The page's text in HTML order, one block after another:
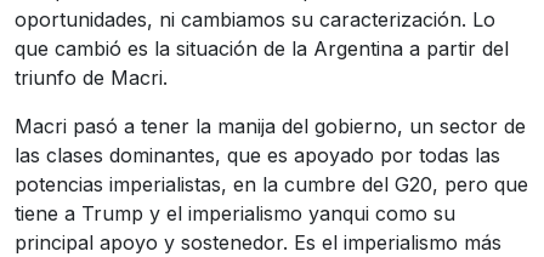
oportunidades, ni cambiamos su caracterización. Lo
que cambió es la situación de la Argentina a partir del
triunfo de Macri.
Macri pasó a tener la manija del gobierno, un sector de
las clases dominantes, que es apoyado por todas las
potencias imperialistas, en la cumbre del G20, pero que
tiene a Trump y el imperialismo yanqui como su
principal apoyo y sostenedor. Es el imperialismo más